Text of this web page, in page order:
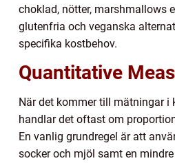
choklad, nötter, marshmallows
glutenfria och veganska
specifika kostbehov.
Quantitative
När det kommer till mätningar i
handlar det oftast om
En vanlig grundregel är att
socker och mjöl samt en